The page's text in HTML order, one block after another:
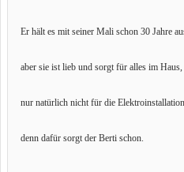
Er hält es mit seiner Mali schon 30 Jahre
aber sie ist lieb und sorgt für alles im Haus,
nur natürlich nicht für die
denn dafür sorgt der Berti schon.